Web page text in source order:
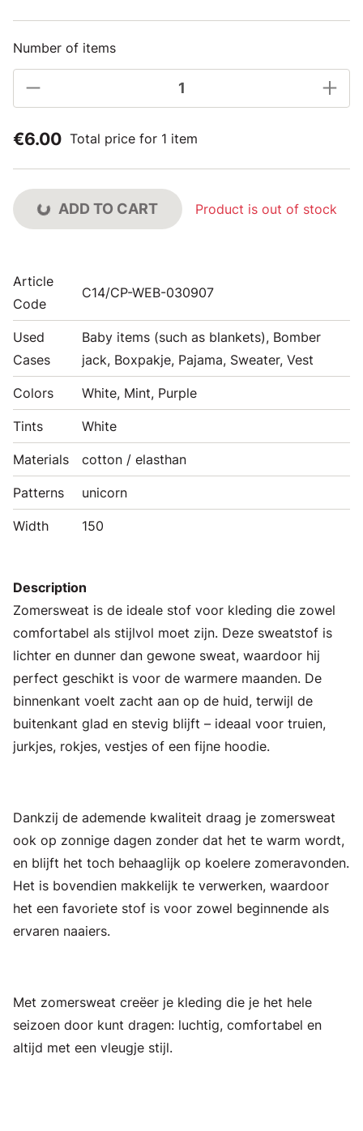
Number of items
€6.00 Total price for 1 item
ADD TO CART Product is out of stock
Article
Code
C14/CP-WEB-030907
Used
Cases
Baby items (such as blankets), Bomber
jack, Boxpakje, Pajama, Sweater, Vest
Colors White, Mint, Purple
Tints White
Materials cotton / elasthan
Patterns unicorn
Width 150
Description
Zomersweat is de ideale stof voor kleding die zowel
comfortabel als stijlvol moet zijn. Deze sweatstof is
lichter en dunner dan gewone sweat, waardoor hij
perfect geschikt is voor de warmere maanden. De
binnenkant voelt zacht aan op de huid, terwijl de
buitenkant glad en stevig blijft – ideaal voor truien,
jurkjes, rokjes, vestjes of een fijne hoodie.
Dankzij de ademende kwaliteit draag je zomersweat
ook op zonnige dagen zonder dat het te warm wordt,
en blijft het toch behaaglijk op koelere zomeravonden.
Het is bovendien makkelijk te verwerken, waardoor
het een favoriete stof is voor zowel beginnende als
ervaren naaiers.
Met zomersweat creëer je kleding die je het hele
seizoen door kunt dragen: luchtig, comfortabel en
altijd met een vleugje stijl.